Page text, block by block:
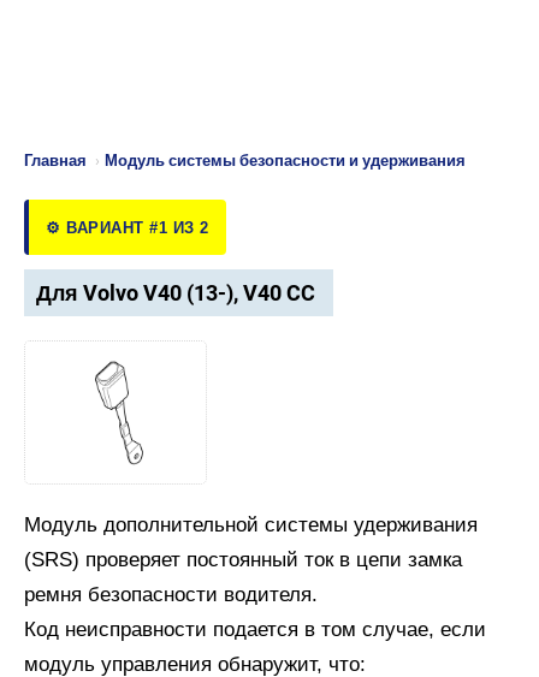
Главная › Модуль системы безопасности и удерживания
⚙️ ВАРИАНТ #1 ИЗ 2
Для Volvo V40 (13-), V40 CC
Модуль дополнительной системы удерживания
(SRS) проверяет постоянный ток в цепи замка
ремня безопасности водителя.
Код неисправности подается в том случае, если
модуль управления обнаружит, что: